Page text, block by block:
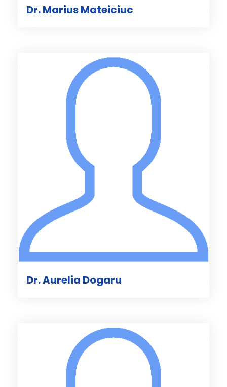
Dr. Marius Mateiciuc
Dr. Aurelia Dogaru